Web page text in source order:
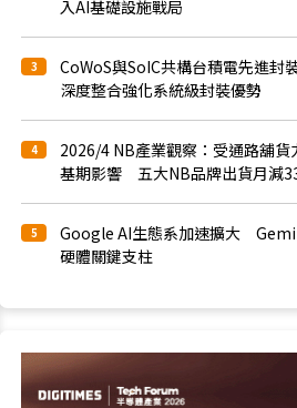
入AI基礎設施戰局
3
CoWoS與SoIC共構台積電先進
深度整合強化系統級封裝優勢
4
2026/4 NB產業觀察：受通路舖貨
基期影響 五大NB品牌出貨月減
5
Google AI生態系加速擴大
硬體關鍵支柱